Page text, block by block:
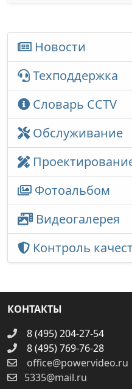
Новости
Техподдержка
Словарь CCTV
Обслуживание
Фотоальбом
Видеогалерея
Контроль
КОНТАКТЫ
8 (495) 204-27-54
8 (495) 769-76-28
office@powervideo.ru
5335@mail.ru